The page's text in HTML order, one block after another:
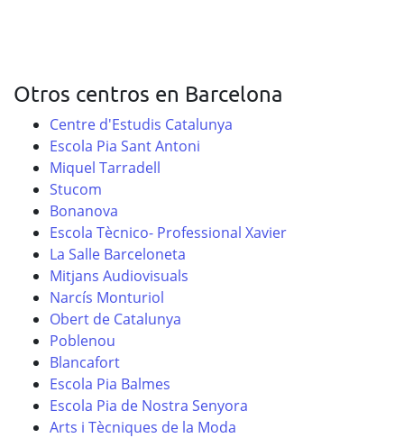
Otros centros en Barcelona
Centre d'Estudis Catalunya
Escola Pia Sant Antoni
Miquel Tarradell
Stucom
Bonanova
Escola Tècnico- Professional Xavier
La Salle Barceloneta
Mitjans Audiovisuals
Narcís Monturiol
Obert de Catalunya
Poblenou
Blancafort
Escola Pia Balmes
Escola Pia de Nostra Senyora
Arts i Tècniques de la Moda